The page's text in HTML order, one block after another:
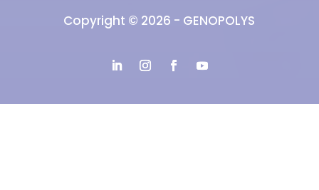
Copyright © 2026 - GENOPOLYS